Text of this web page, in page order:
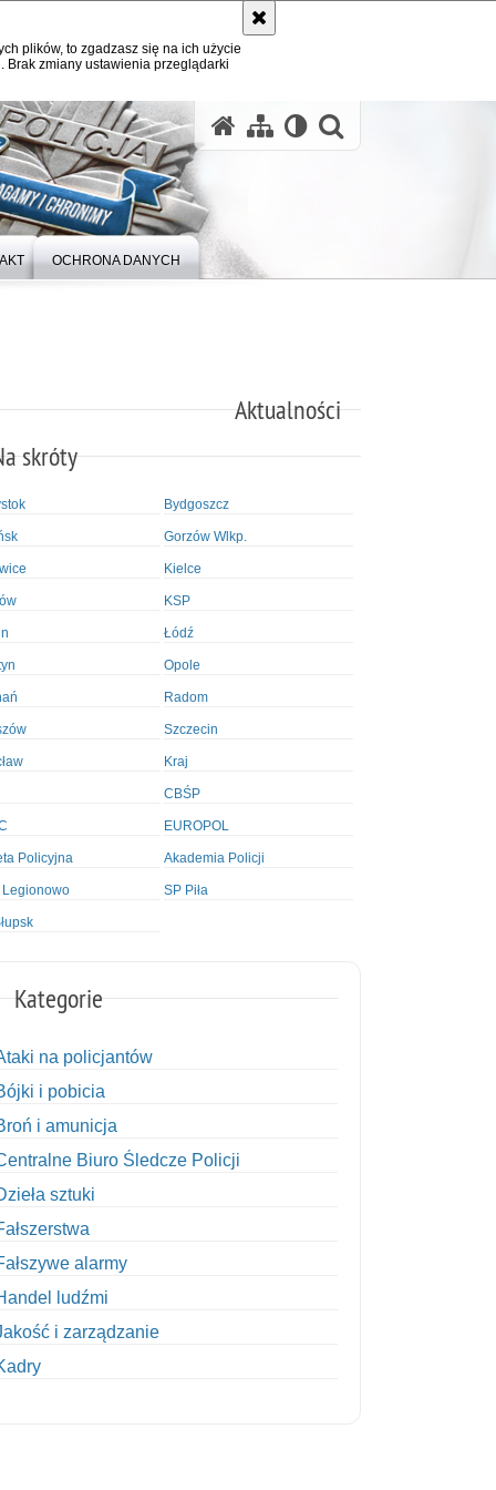
plików, to zgadzasz się na ich użycie
zmiany ustawienia przeglądarki
OCHRONA DANYCH
Aktualności
skróty
Bydgoszcz
Gorzów Wlkp.
Kielce
KSP
Łódź
Opole
Radom
Szczecin
Kraj
CBŚP
EUROPOL
Policyjna Akademia Policji
Legionowo SP Piła
Kategorie
na policjantów
i pobicia
i amunicja
Biuro Śledcze Policji
sztuki
alarmy
ludźmi
i zarządzanie